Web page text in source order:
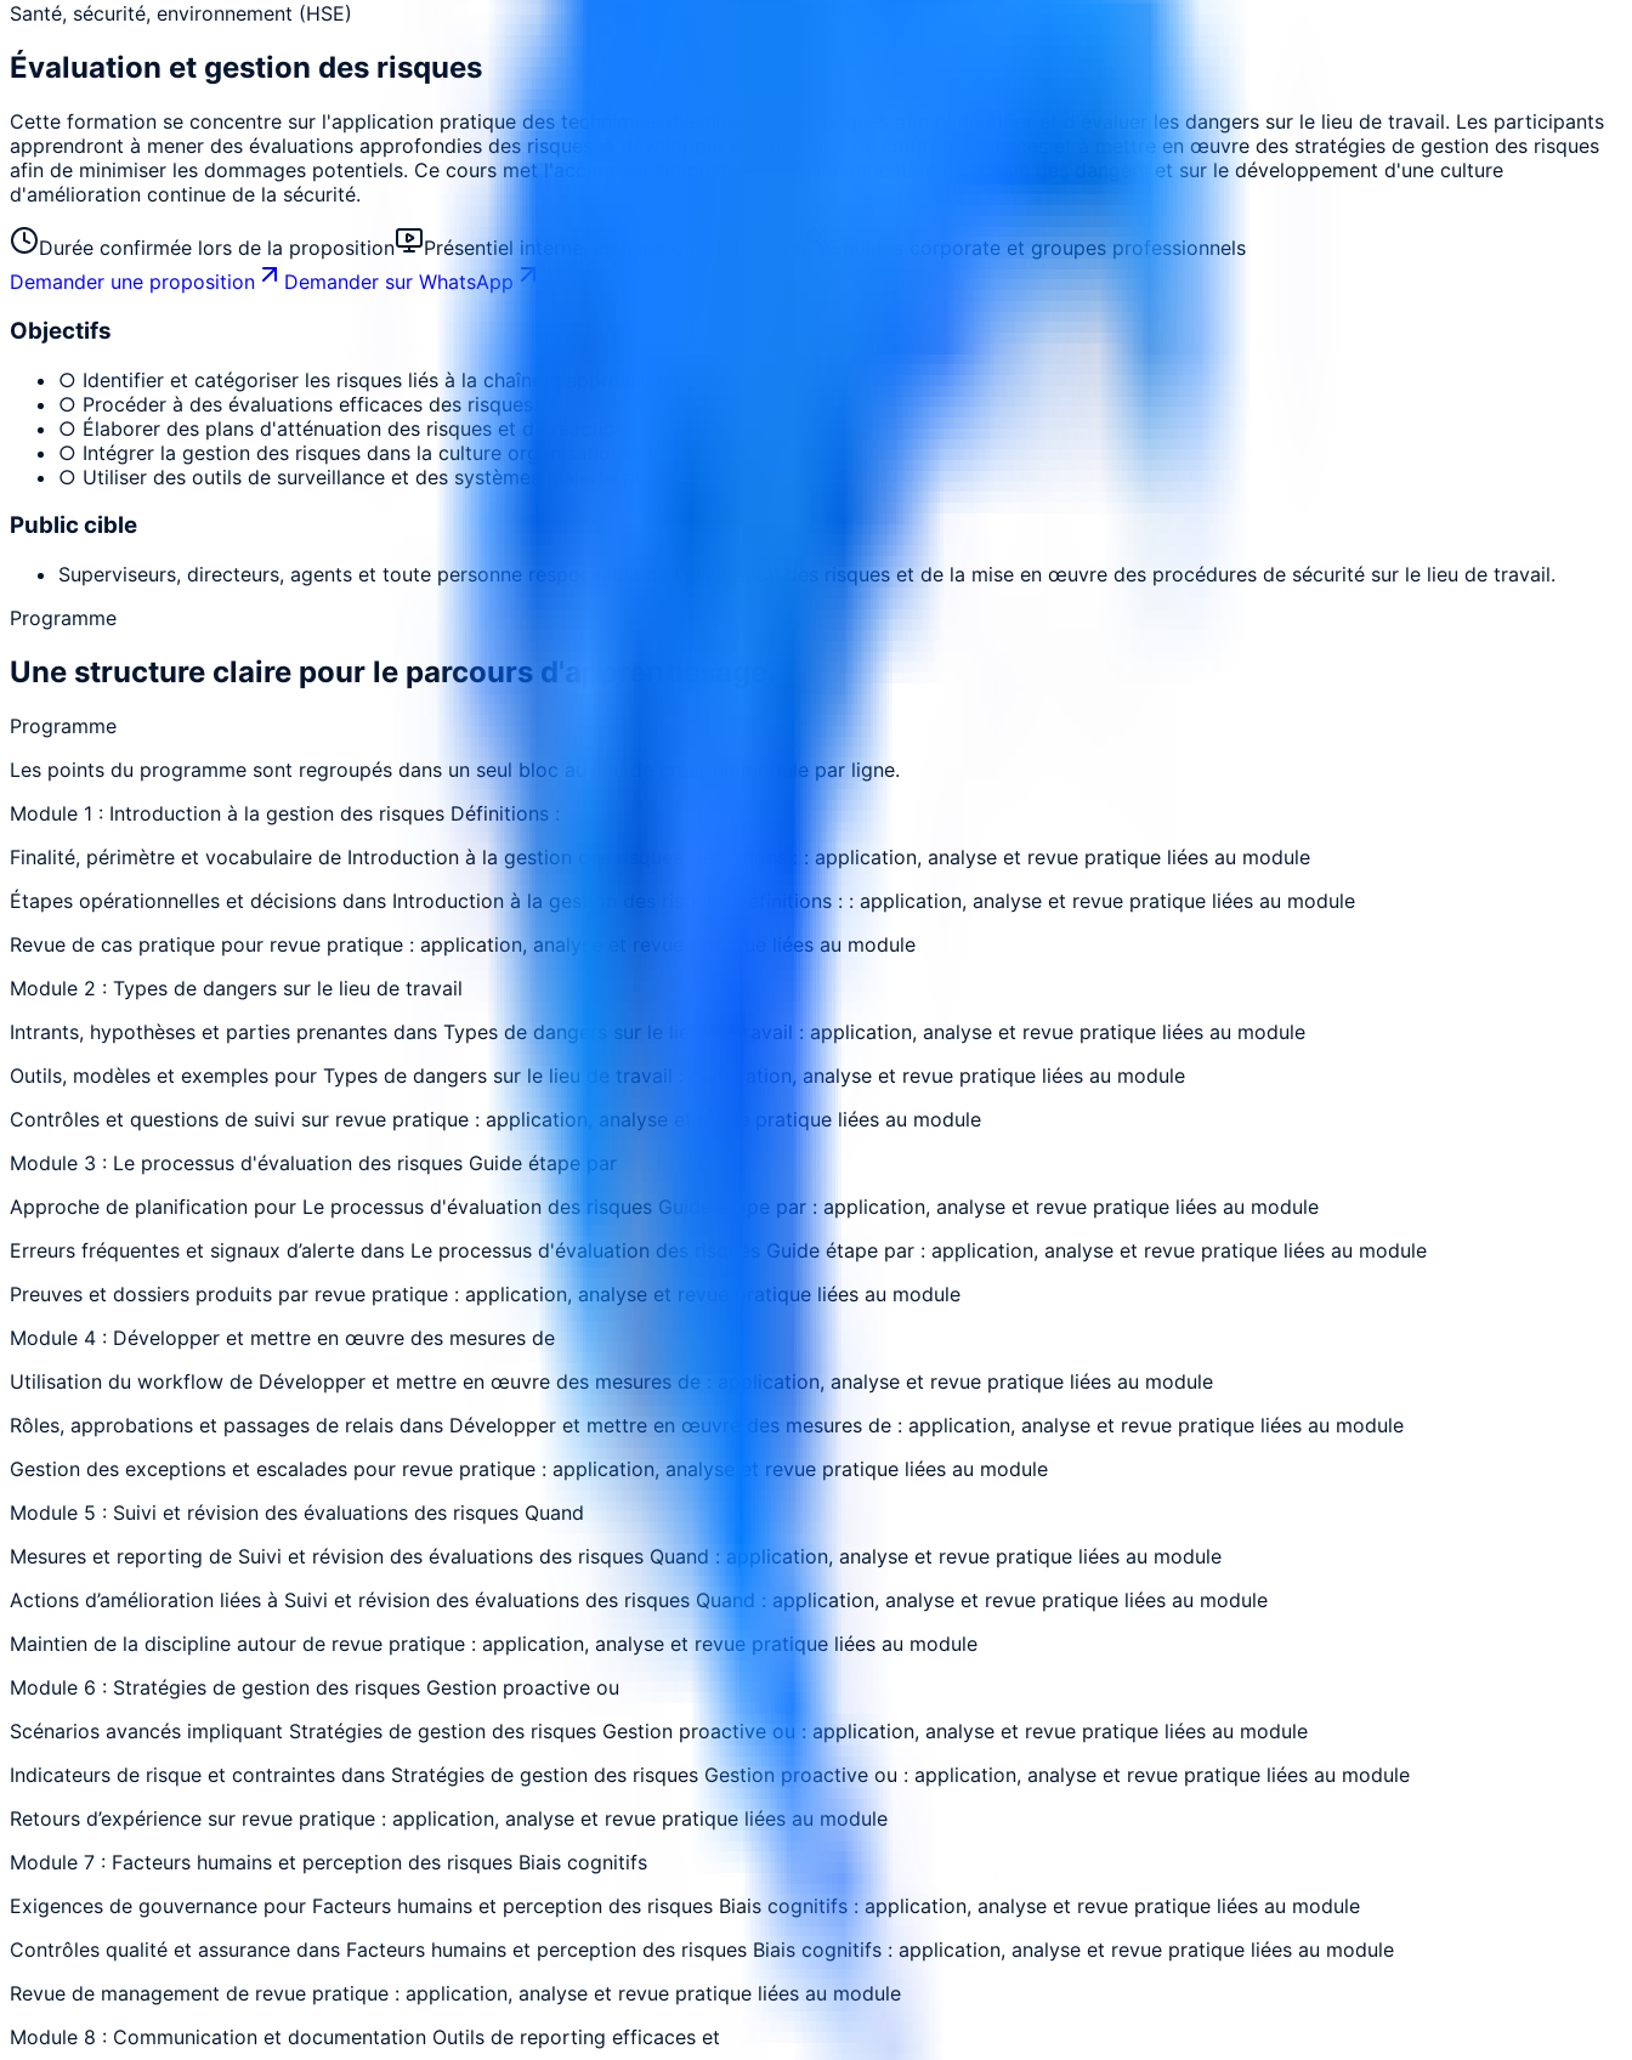
Santé, sécurité, environnement (HSE)
Évaluation et gestion des risques
Cette formation se concentre sur l'application pratique des techniques d'évaluation des risques afin d'identifier et d'évaluer les dangers sur le lieu de travail. Les participants
apprendront à mener des évaluations approfondies des risques, à développer des mesures de contrôle efficaces et à mettre en œuvre des stratégies de gestion des risques
afin de minimiser les dommages potentiels. Ce cours met l'accent sur l'importance de l'identification proactive des dangers et sur le développement d'une culture
d'amélioration continue de la sécurité.
Durée confirmée lors de la proposition Présentiel interne, en ligne ou sur mesure
Équipes corporate et groupes professionnels
Demander une proposition
Demander sur WhatsApp
Objectifs
○ Identifier et catégoriser les risques liés à la chaîne d'approvisionnement
○ Procéder à des évaluations efficaces des risques
○ Élaborer des plans d'atténuation des risques et de réaction
○ Intégrer la gestion des risques dans la culture organisationnelle
○ Utiliser des outils de surveillance et des systèmes d'alerte précoce
Public cible
Superviseurs, directeurs, agents et toute personne responsable de l'évaluation des risques et de la mise en œuvre des procédures de sécurité sur le lieu de travail.
Programme
Une structure claire pour le parcours d'apprentissage.
Programme
Les points du programme sont regroupés dans un seul bloc au lieu de créer un module par ligne.
Module 1 : Introduction à la gestion des risques Définitions :
Finalité, périmètre et vocabulaire de Introduction à la gestion des risques Définitions : : application, analyse et revue pratique liées au module
Étapes opérationnelles et décisions dans Introduction à la gestion des risques Définitions : : application, analyse et revue pratique liées au module
Revue de cas pratique pour revue pratique : application, analyse et revue pratique liées au module
Module 2 : Types de dangers sur le lieu de travail
Intrants, hypothèses et parties prenantes dans Types de dangers sur le lieu de travail : application, analyse et revue pratique liées au module
Outils, modèles et exemples pour Types de dangers sur le lieu de travail : application, analyse et revue pratique liées au module
Contrôles et questions de suivi sur revue pratique : application, analyse et revue pratique liées au module
Module 3 : Le processus d'évaluation des risques Guide étape par
Approche de planification pour Le processus d'évaluation des risques Guide étape par : application, analyse et revue pratique liées au module
Erreurs fréquentes et signaux d’alerte dans Le processus d'évaluation des risques Guide étape par : application, analyse et revue pratique liées au module
Preuves et dossiers produits par revue pratique : application, analyse et revue pratique liées au module
Module 4 : Développer et mettre en œuvre des mesures de
Utilisation du workflow de Développer et mettre en œuvre des mesures de : application, analyse et revue pratique liées au module
Rôles, approbations et passages de relais dans Développer et mettre en œuvre des mesures de : application, analyse et revue pratique liées au module
Gestion des exceptions et escalades pour revue pratique : application, analyse et revue pratique liées au module
Module 5 : Suivi et révision des évaluations des risques Quand
Mesures et reporting de Suivi et révision des évaluations des risques Quand : application, analyse et revue pratique liées au module
Actions d’amélioration liées à Suivi et révision des évaluations des risques Quand : application, analyse et revue pratique liées au module
Maintien de la discipline autour de revue pratique : application, analyse et revue pratique liées au module
Module 6 : Stratégies de gestion des risques Gestion proactive ou
Scénarios avancés impliquant Stratégies de gestion des risques Gestion proactive ou : application, analyse et revue pratique liées au module
Indicateurs de risque et contraintes dans Stratégies de gestion des risques Gestion proactive ou : application, analyse et revue pratique liées au module
Retours d’expérience sur revue pratique : application, analyse et revue pratique liées au module
Module 7 : Facteurs humains et perception des risques Biais cognitifs
Exigences de gouvernance pour Facteurs humains et perception des risques Biais cognitifs : application, analyse et revue pratique liées au module
Contrôles qualité et assurance dans Facteurs humains et perception des risques Biais cognitifs : application, analyse et revue pratique liées au module
Revue de management de revue pratique : application, analyse et revue pratique liées au module
Module 8 : Communication et documentation Outils de reporting efficaces et